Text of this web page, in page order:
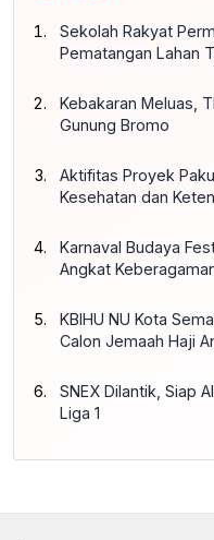
Sekolah Rakyat
Pematangan Lahan
Kebakaran Meluas,
Gunung Bromo
Aktifitas Proyek
Kesehatan dan
Karnaval Budaya
Angkat
KBIHU NU Kota
Calon Jemaah Haji
SNEX Dilantik, Siap
Liga 1